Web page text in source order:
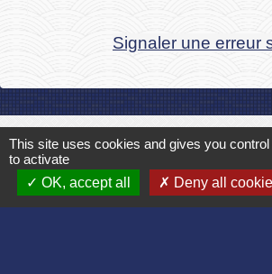
Signaler une erreur
Contact
Commune de Bruyères et
Place du Général de
This site uses cookies and gives you
to activate
OK, accept all
Deny all